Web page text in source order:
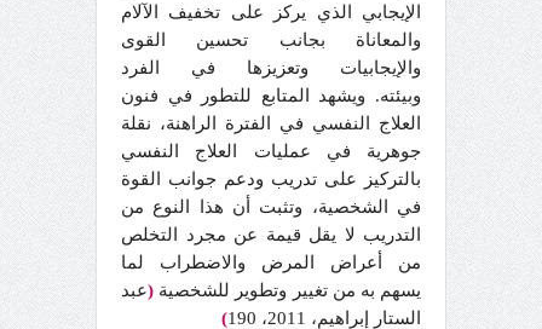
الإيجابي الذي يركز على تخفيف الآلام
والمعاناة بجانب تحسين القوى
والإيجابيات وتعزيزها في الفرد
وبيئته. ويشهد المتابع للتطور في فنون
العلاج النفسي في الفترة الراهنة، نقلة
جوهرية في عمليات العلاج النفسي
بالتركيز على تدريب ودعم جوانب القوة
في الشخصية، وتثبت أن هذا النوع من
التدريب لا يقل قيمة عن مجرد التخلص
من أعراض المرض والاضطراب لما
يسهم به من تغيير وتطوير للشخصية (عبد
الستار إبراهيم، 2011، 190
)